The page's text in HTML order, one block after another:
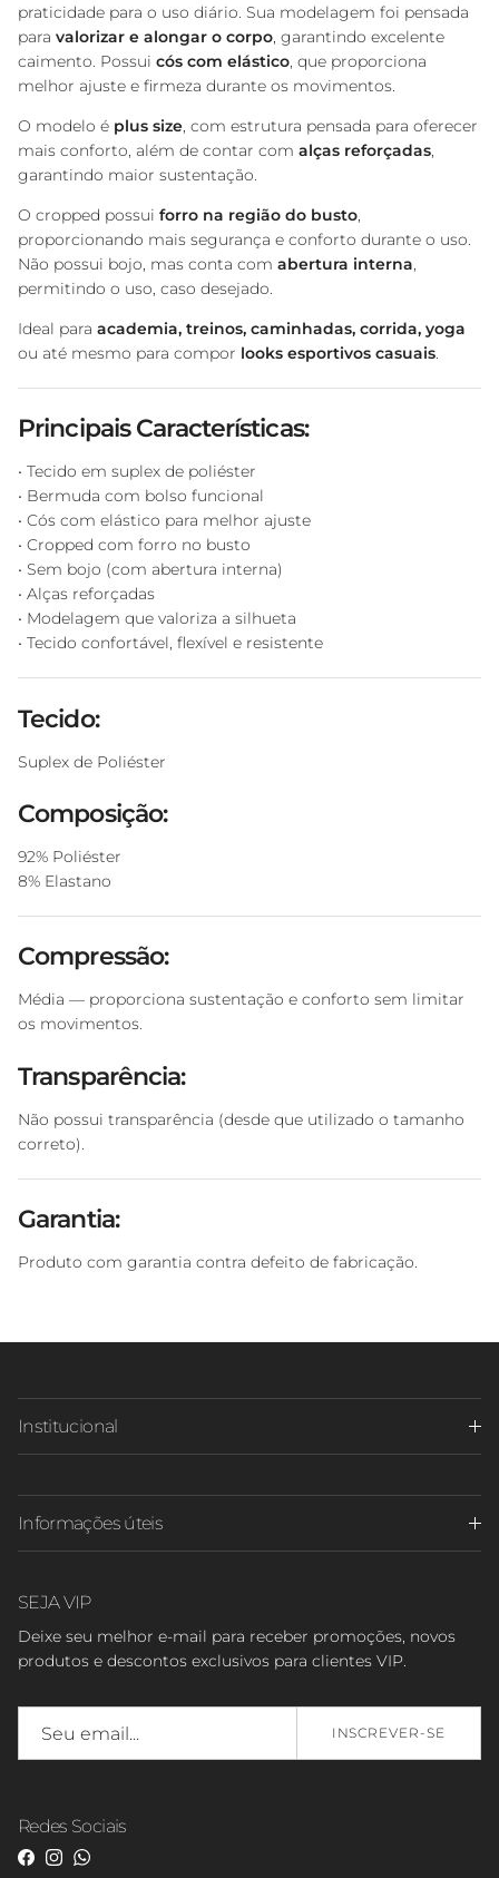
praticidade para o uso diário. Sua modelagem foi pensada
para valorizar e alongar o corpo, garantindo excelente
caimento. Possui cós com elástico, que proporciona
melhor ajuste e firmeza durante os movimentos.
O modelo é plus size, com estrutura pensada para oferecer
mais conforto, além de contar com alças reforçadas,
garantindo maior sustentação.
O cropped possui forro na região do busto,
proporcionando mais segurança e conforto durante o uso.
Não possui bojo, mas conta com abertura interna,
permitindo o uso, caso desejado.
Ideal para academia, treinos, caminhadas, corrida, yoga
ou até mesmo para compor looks esportivos casuais.
Principais Características:
• Tecido em suplex de poliéster
• Bermuda com bolso funcional
• Cós com elástico para melhor ajuste
• Cropped com forro no busto
• Sem bojo (com abertura interna)
• Alças reforçadas
• Modelagem que valoriza a silhueta
• Tecido confortável, flexível e resistente
Tecido:
Suplex de Poliéster
Composição:
92% Poliéster
8% Elastano
Compressão:
Média — proporciona sustentação e conforto sem limitar
os movimentos.
Transparência:
Não possui transparência (desde que utilizado o tamanho
correto).
Garantia:
Produto com garantia contra defeito de fabricação.
Institucional
Informações úteis
SEJA VIP
Deixe seu melhor e-mail para receber promoções, novos
produtos e descontos exclusivos para clientes VIP.
INSCREVER-SE
Redes Sociais
Facebook
Instagram
WhatsApp